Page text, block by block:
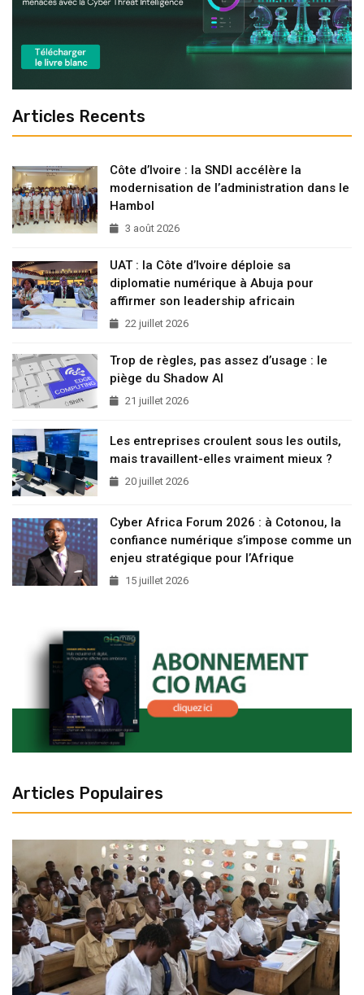
Articles Recents
Côte d’Ivoire : la SNDI accélère la
modernisation de l’administration dans le
Hambol
3 août 2026
UAT : la Côte d’Ivoire déploie sa
diplomatie numérique à Abuja pour
affirmer son leadership africain
22 juillet 2026
Trop de règles, pas assez d’usage : le
piège du Shadow AI
21 juillet 2026
Les entreprises croulent sous les outils,
mais travaillent-elles vraiment mieux ?
20 juillet 2026
Cyber Africa Forum 2026 : à Cotonou, la
confiance numérique s’impose comme un
enjeu stratégique pour l’Afrique
15 juillet 2026
Articles Populaires